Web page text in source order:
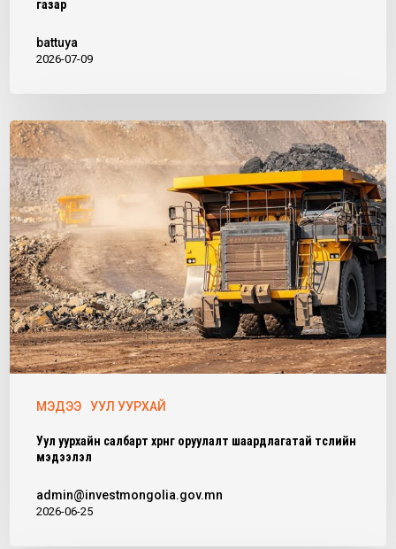
газар
battuya
2026-07-09
МЭДЭЭ УУЛ УУРХАЙ
Уул уурхайн салбарт хөрөнгө оруулалт шаардлагатай төслийн
мэдээлэл
admin@investmongolia.gov.mn
2026-06-25